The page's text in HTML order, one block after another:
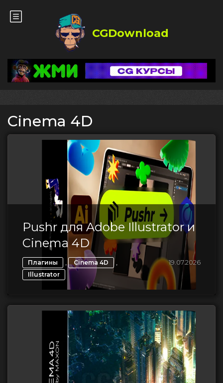
CGDownload
Cinema 4D
Pushr для Adobe Illustrator и
Cinema 4D
Плагины , Cinema 4D ,
Illustrator
19.07.2026